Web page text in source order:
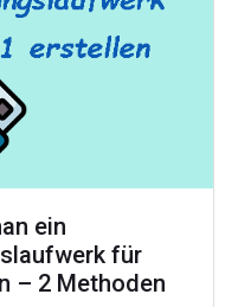
ein
für
– 2 Methoden